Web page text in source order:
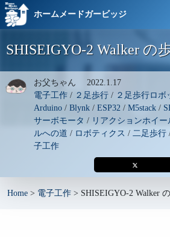
ホームメードガービッジ
SHISEIGYO-2 Walker の
お父ちゃん 2022.1.17
電子工作 / ２足歩行 / ２足歩行ロボ
Arduino / Blynk / ESP32 / M5stack /
サーボモータ / リアクションホイー
ルへの道 / ロボティクス / 二足歩行
子工作
Home > 電子工作 > SHISEIGYO-2 Walker